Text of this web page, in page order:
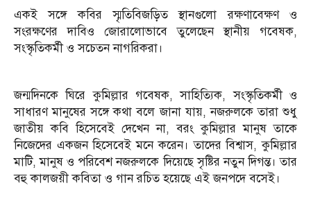
একই সঙ্গে কবির স্মৃতিবিজড়িত স্থানগুলো রক্ষণাবেক্ষণ ও
সংরক্ষণের দাবিও জোরালোভাবে তুলেছেন স্থানীয় গবেষক,
সংস্কৃতিকর্মী ও সচেতন নাগরিকরা।
জন্মদিনকে ঘিরে কুমিল্লার গবেষক, সাহিত্যিক, সংস্কৃতিকর্মী ও
সাধারণ মানুষের সঙ্গে কথা বলে জানা যায়, নজরুলকে তারা শুধু
জাতীয় কবি হিসেবেই দেখেন না, বরং কুমিল্লার মানুষ তাকে
নিজেদের একজন হিসেবেই মনে করেন। তাদের বিশ্বাস, কুমিল্লার
মাটি, মানুষ ও পরিবেশ নজরুলকে দিয়েছে সৃষ্টির নতুন দিগন্ত। তার
বহু কালজয়ী কবিতা ও গান রচিত হয়েছে এই জনপদে বসেই।